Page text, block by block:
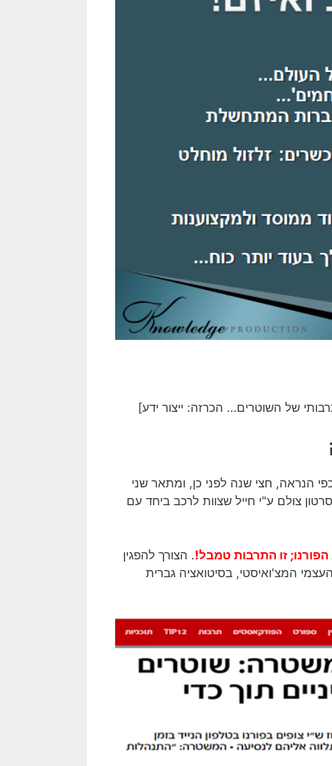
של השוטרים… הכרזה: ייצור ידע]
כפי הנראה, חצי שנה לפני כן, ומתאר שני
צולם ע"י חייל שצוות לרכב ביחד עם
זו התרבות טמבל!. הצורך להפגין
המצ'ואיסטי, בסיטואציה גברית